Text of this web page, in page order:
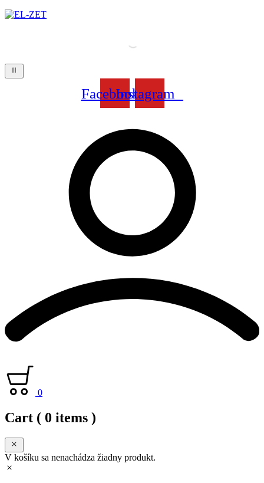
FacebookInstagram
0
Cart ( 0 items )
V košíku sa nenachádza žiadny produkt.